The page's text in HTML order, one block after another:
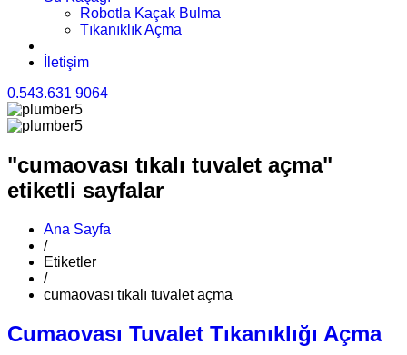
Robotla Kaçak Bulma
Tıkanıklık Açma
İletişim
0.543.631 9064
"cumaovası tıkalı tuvalet açma"
etiketli sayfalar
Ana Sayfa
/
Etiketler
/
cumaovası tıkalı tuvalet açma
Cumaovası Tuvalet Tıkanıklığı Açma